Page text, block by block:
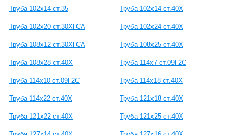
Труба 102х14 ст.35 Труба 102х14 ст.40Х
Труба 102х20 ст.30ХГСА Труба 102х24 ст.40Х
Труба 108х12 ст.30ХГСА Труба 108х25 ст.40Х
Труба 108х28 ст.40Х Труба 114х7 ст.09Г2С
Труба 114х10 ст.09Г2С Труба 114х18 ст.40Х
Труба 114х22 ст.40Х Труба 121х18 ст.40Х
Труба 121х22 ст.40Х Труба 121х25 ст.40Х